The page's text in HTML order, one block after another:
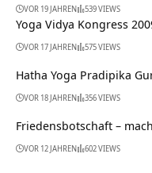
VOR 19 JAHREN 539 VIEWS
Yoga Vidya Kongress
VOR 17 JAHREN 575 VIEWS
Hatha Yoga Pradipika
VOR 18 JAHREN 356 VIEWS
Friedensbotschaft –
VOR 12 JAHREN 602 VIEWS